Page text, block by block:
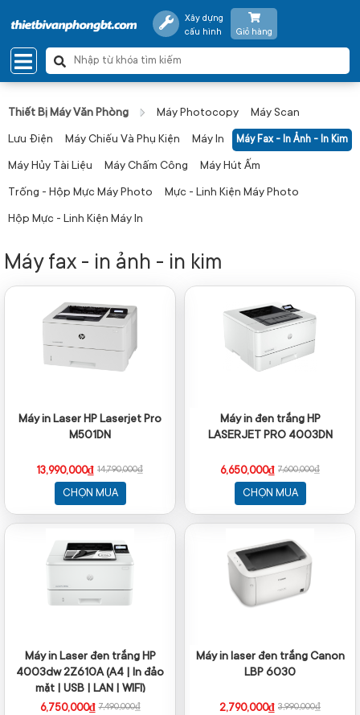
Xây dựng
cấu hình
Giỏ hàng
Thiết Bị Máy Văn Phòng Máy Photocopy Máy Scan
Lưu Điện Máy Chiếu Và Phụ Kiện Máy In Máy Fax - In Ảnh - In Kim
Máy Hủy Tài Liệu Máy Chấm Công Máy Hút Ấm
Trống - Hộp Mực Máy Photo Mực - Linh Kiện Máy Photo
Hộp Mực - Linh Kiện Máy In
Máy fax - in ảnh - in kim
Máy in Laser HP Laserjet Pro
M501DN
13,990,000₫ 14,790,000₫
CHỌN MUA
Máy in đen trắng HP
LASERJET PRO 4003DN
6,650,000₫ 7,600,000₫
CHỌN MUA
Máy in Laser đen trắng HP
4003dw 2Z610A (A4 | In đảo
mặt | USB | LAN | WIFI)
6,750,000₫ 7,490,000₫
Máy in laser đen trắng Canon
LBP 6030
2,790,000₫ 3,990,000₫